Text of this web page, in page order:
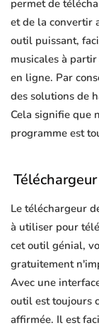
permet de
et de la convertir
outil puissant,
musicales à
en ligne. Par
des solutions de
Cela signifie que
programme est
Le téléchargeur
à utiliser pour
cet outil génial,
gratuitement
Avec une
outil est toujours
affirmée. Il est